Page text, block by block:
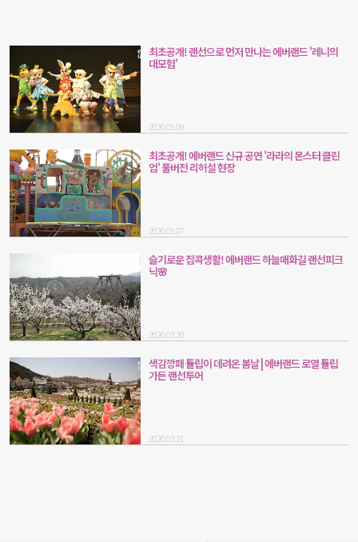
최초공개! 랜선으로 먼저 만나는 에버랜드 '레니의
대모험'
2020.05.09
최초공개! 에버랜드 신규 공연 '라라의 몬스터 클린
업' 풀버전 리허설 현장
2020.05.07
슬기로운 집콕생활! 에버랜드 하늘매화길 랜선피크
닉🌸
2020.03.30
색감깡패 튤립이 데려온 봄날 | 에버랜드 로열 튤립
가든 랜선투어
2020.03.21